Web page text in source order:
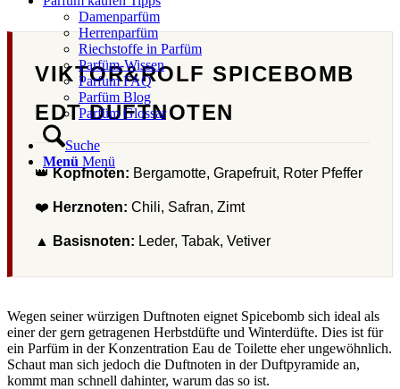
Damenparfüm
Herrenparfüm
Riechstoffe in Parfüm
Parfüm-Wissen
Parfum FAQ
Parfüm Blog
Parfüm Glossar
Suche
Menü Menü
VIKTOR&ROLF SPICEBOMB
EDT DUFTNOTEN
👑Kopfnoten: Bergamotte, Grapefruit, Roter Pfeffer
❤️ Herznoten: Chili, Safran, Zimt
▲ Basisnoten: Leder, Tabak, Vetiver
Wegen seiner würzigen Duftnoten eignet Spicebomb sich ideal als
einer der gern getragenen Herbstdüfte und Winterdüfte. Dies ist für
ein Parfüm in der Konzentration Eau de Toilette eher ungewöhnlich.
Schaut man sich jedoch die Duftnoten in der Duftpyramide an,
kommt man schnell dahinter, warum das so ist.